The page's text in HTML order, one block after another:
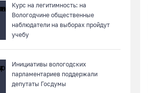
Курс на легитимность: на
Вологодчине общественные
наблюдатели на выборах пройдут
учебу
Инициативы вологодских
парламентариев поддержали
депутаты Госдумы